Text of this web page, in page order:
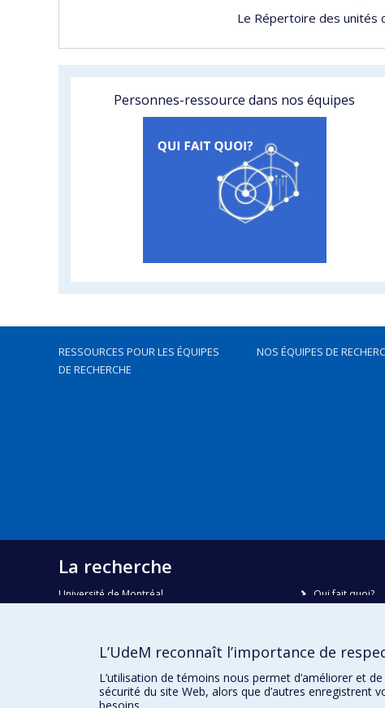
Le Répertoire des unités
Personnes-ressource dans nos équipes
RESSOURCES POUR LES ÉQUIPES
DE RECHERCHE
NOS ÉQUIPES DE
La recherche
Université de Montréal
Courriel:recherche@umontreal.ca
Qui fait quoi?
Plan du site
Accessibilité
L’UdeM reconnaît l’importance de
L’utilisation de témoins nous permet d’améliorer et
sécurité du site Web, alors que d’autres
besoins.